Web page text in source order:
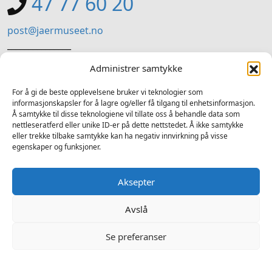
Administrer samtykke
For å gi de beste opplevelsene bruker vi teknologier som
informasjonskapsler for å lagre og/eller få tilgang til enhetsinformasjon.
Å samtykke til disse teknologiene vil tillate oss å behandle data som
nettleseratferd eller unike ID-er på dette nettstedet. Å ikke samtykke
eller trekke tilbake samtykke kan ha negativ innvirkning på visse
egenskaper og funksjoner.
Aksepter
Avslå
Se preferanser
post@jaermuseet.no
Kviavegen 99, Nærbø
SOSIALE MEDIER
Følg oss på sosiale medium for nyheiter og tilbod
Facebook
Instagram
LinkedIn
TripAdvisor
YouTube
2025 © Jærmuseet - Alle rettigheter forbeholdt - Tlf. 913 90 361